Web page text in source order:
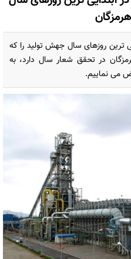
ترین روزهای سال جهش تولید را که
در تحقق شعار سال دارد، به
می نماییم.